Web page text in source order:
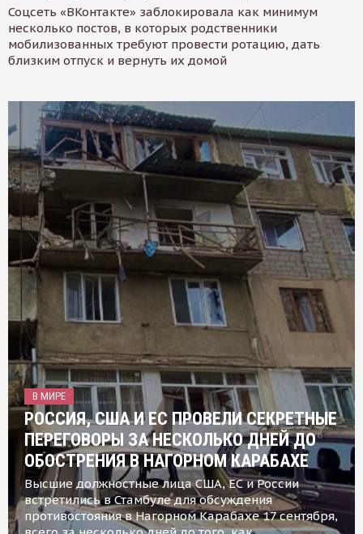
Соцсеть «ВКонтакте» заблокировала как минимум
несколько постов, в которых родственники
мобилизованных требуют провести ротацию, дать
близким отпуск и вернуть их домой
В МИРЕ
РОССИЯ, США И ЕС ПРОВЕЛИ СЕКРЕТНЫЕ
ПЕРЕГОВОРЫ ЗА НЕСКОЛЬКО ДНЕЙ ДО
ОБОСТРЕНИЯ В НАГОРНОМ КАРАБАХЕ
Высшие должностные лица США, ЕС и России
встретились в Стамбуле для обсуждения
противостояния в Нагорном Карабахе 17 сентября,